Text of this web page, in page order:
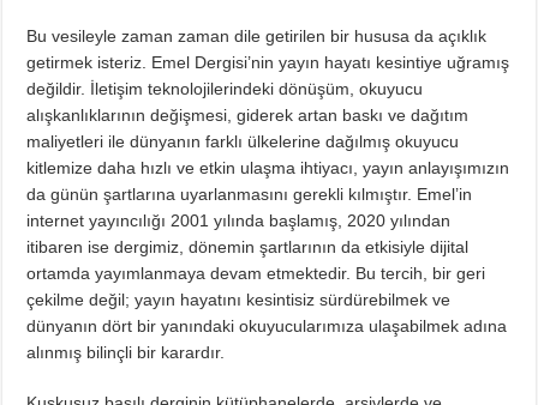
Bu vesileyle zaman zaman dile getirilen bir hususa da açıklık
getirmek isteriz. Emel Dergisi’nin yayın hayatı kesintiye uğramış
değildir. İletişim teknolojilerindeki dönüşüm, okuyucu
alışkanlıklarının değişmesi, giderek artan baskı ve dağıtım
maliyetleri ile dünyanın farklı ülkelerine dağılmış okuyucu
kitlemize daha hızlı ve etkin ulaşma ihtiyacı, yayın anlayışımızın
da günün şartlarına uyarlanmasını gerekli kılmıştır. Emel’in
internet yayıncılığı 2001 yılında başlamış, 2020 yılından
itibaren ise dergimiz, dönemin şartlarının da etkisiyle dijital
ortamda yayımlanmaya devam etmektedir. Bu tercih, bir geri
çekilme değil; yayın hayatını kesintisiz sürdürebilmek ve
dünyanın dört bir yanındaki okuyucularımıza ulaşabilmek adına
alınmış bilinçli bir karardır.